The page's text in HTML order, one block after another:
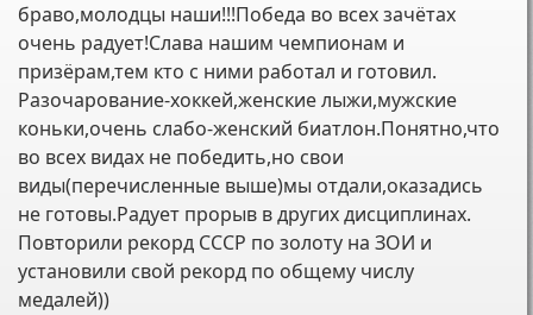
браво,молодцы наши!!!Победа во всех зачётах
очень радует!Слава нашим чемпионам и
призёрам,тем кто с ними работал и готовил.
Разочарование-хоккей,женские лыжи,мужские
коньки,очень слабо-женский биатлон.Понятно,что
во всех видах не победить,но свои
виды(перечисленные выше)мы отдали,оказадись
не готовы.Радует прорыв в других дисциплинах.
Повторили рекорд СССР по золоту на ЗОИ и
установили свой рекорд по общему числу
медалей))